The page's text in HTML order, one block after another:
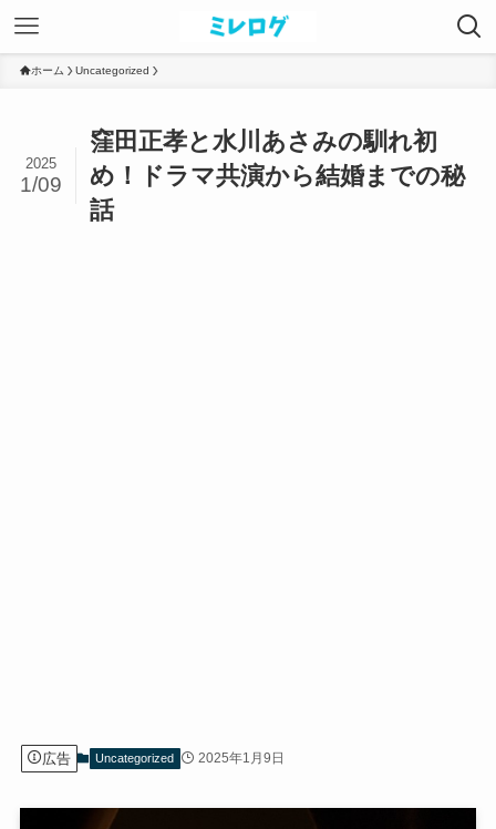
ホーム Uncategorized
窪田正孝と水川あさみの馴れ初
め！ドラマ共演から結婚までの秘
話
2025
1/09
広告 Uncategorized 2025年1月9日